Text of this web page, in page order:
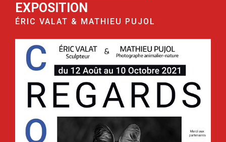
EXPOSITION
ÉRIC VALAT & MATHIEU PUJOL